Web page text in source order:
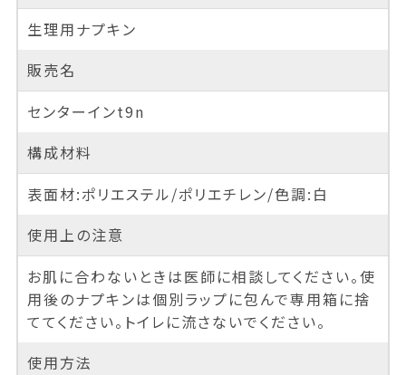
生理用ナプキン
販売名
センターインt9n
構成材料
表面材:ポリエステル/ポリエチレン/色調:白
使用上の注意
お肌に合わないときは医師に相談してください。使
用後のナプキンは個別ラップに包んで専用箱に捨
ててください。トイレに流さないでください。
使用方法